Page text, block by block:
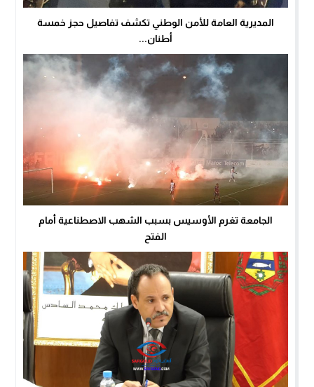
المديرية العامة للأمن الوطني تكشف تفاصيل حجز خمسة
أطنان...
الجامعة تغرم الأوسيس بسبب الشهب الاصطناعية أمام
الفتح